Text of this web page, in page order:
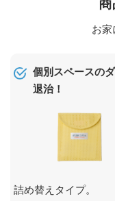
商
お家
個別スペースの
退治！
詰め替えタイプ。